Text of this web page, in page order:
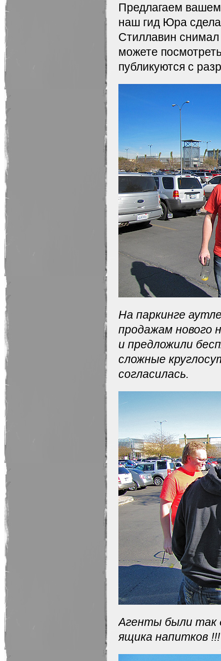
Предлагаем
наш гид Юра
Стиллавин
можете
публикуются с
На паркинге
продажам нового
и предложили
сложные
согласилась.
Агенты были так
ящика напитков !!!